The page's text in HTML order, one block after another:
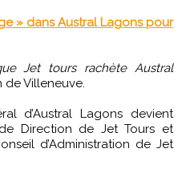
» dans Austral Lagons pour
Jet tours rachète Austral
de Villeneuve.
d’Austral Lagons devient
Direction de Jet Tours et
d’Administration de Jet